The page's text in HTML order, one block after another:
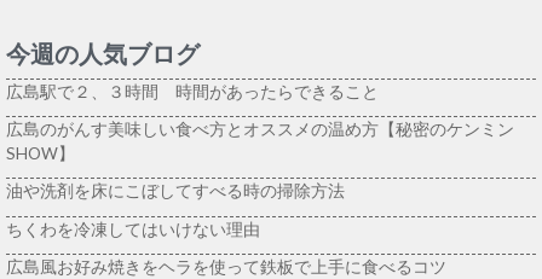
今週の人気ブログ
広島駅で２、３時間 時間があったらできること
広島のがんす美味しい食べ方とオススメの温め方【秘密のケンミン
SHOW】
油や洗剤を床にこぼしてすべる時の掃除方法
ちくわを冷凍してはいけない理由
広島風お好み焼きをヘラを使って鉄板で上手に食べるコツ